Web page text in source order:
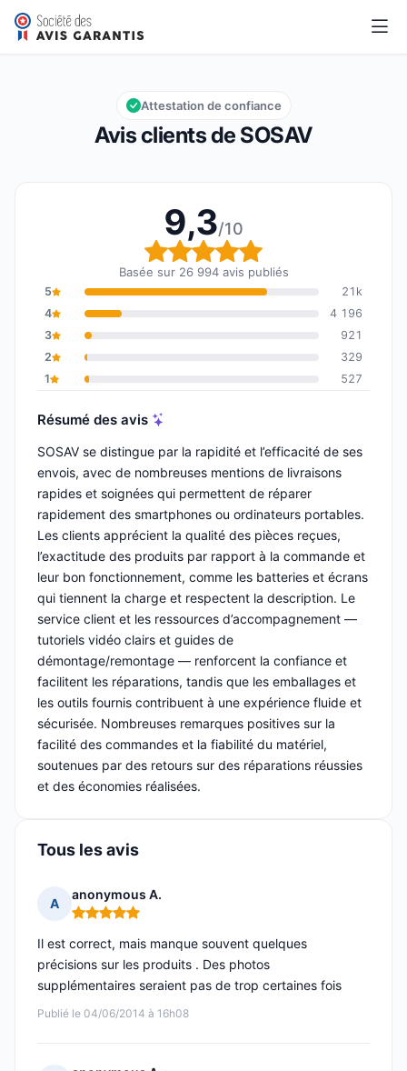
SOSAV
Note globale : 9,3 sur 10
9,3/10
Avis clients de SOSAV
Attestation de confiance
9,3/10
Note globale : 9,3 sur
Basée sur 26 994 avis publiés
5
21k
4
4 196
3
921
2
329
1
527
Résumé des avis
SOSAV se distingue par la rapidité et l’efficacité de ses
envois, avec de nombreuses mentions de livraisons
rapides et soignées qui permettent de réparer
rapidement des smartphones ou ordinateurs portables.
Les clients apprécient la qualité des pièces reçues,
l’exactitude des produits par rapport à la commande et
leur bon fonctionnement, comme les batteries et écrans
qui tiennent la charge et respectent la description. Le
service client et les ressources d’accompagnement —
tutoriels vidéo clairs et guides de
démontage/remontage — renforcent la confiance et
facilitent les réparations, tandis que les emballages et
les outils fournis contribuent à une expérience fluide et
sécurisée. Nombreuses remarques positives sur la
facilité des commandes et la fiabilité du matériel,
soutenues par des retours sur des réparations réussies
et des économies réalisées.
Tous les avis
A
anonymous A.
Note : 5 sur 5
Publié le 04/06/2014 à 16h08
Il est correct, mais manque souvent quelques
précisions sur les produits . Des photos
supplémentaires seraient pas de trop certaines fois